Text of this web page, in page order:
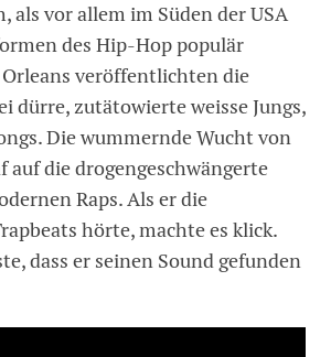
als vor allem im Süden der USA
des Hip-Hop populär
veröffentlichten die
dürre, zutätowierte weisse Jungs,
Die wummernde Wucht von
auf die drogengeschwängerte
Raps. Als er die
hörte, machte es klick.
dass er seinen Sound gefunden